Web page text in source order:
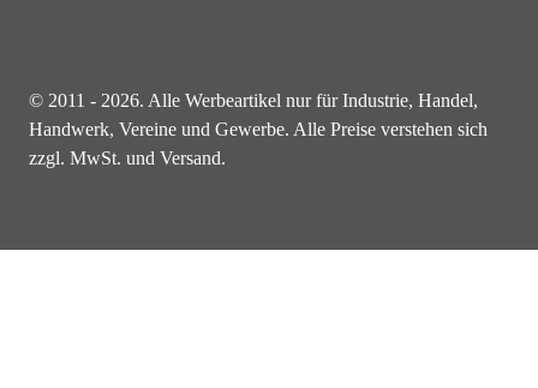
© 2011 - 2026. Alle Werbeartikel nur für Industrie, Handel,
Handwerk, Vereine und Gewerbe. Alle Preise verstehen sich
zzgl. MwSt. und Versand.